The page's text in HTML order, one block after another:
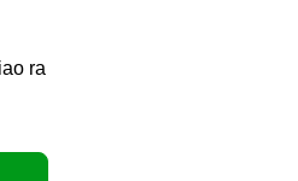
ra